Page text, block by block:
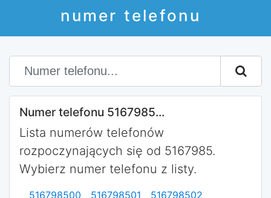
numer telefonu
Numer telefonu 5167985...
Lista numerów telefonów
rozpoczynających się od 5167985.
Wybierz numer telefonu z listy.
516798500 516798501
516798502